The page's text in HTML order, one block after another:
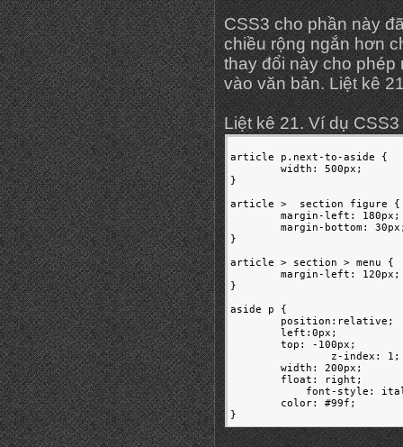
CSS3 cho phần này
chiều rộng ngắn hơn
thay đổi này cho phép
vào văn bản. Liệt kê
Liệt kê 21. Ví dụ CSS3
article p.next-to-aside {
	width: 500px;
}
article >  section figure {
	margin-left: 180px;
	margin-bottom: 30px;
}
article > section > menu
	margin-left: 120px;
}
aside p {
        position:relative;
        left:0px;
        top: -100px;
        width: 200px;
}